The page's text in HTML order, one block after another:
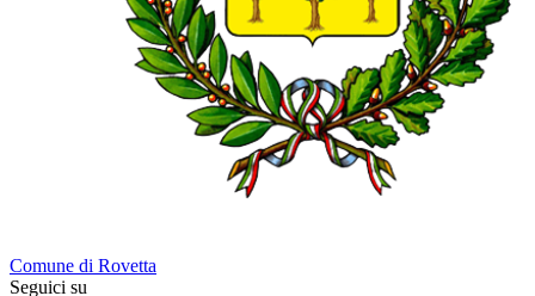
Comune di Rovetta
Seguici su